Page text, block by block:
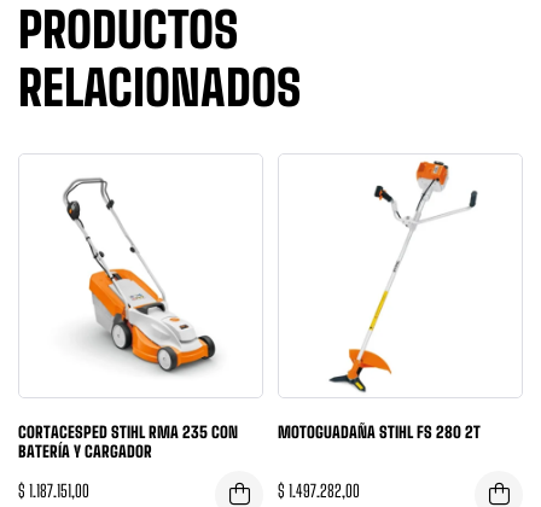
PRODUCTOS
RELACIONADOS
CORTACESPED STIHL RMA 235 CON
BATERÍA Y CARGADOR
$ 1.187.151,00
MOTOGUADAÑA STIHL FS 280 2T
$ 1.497.282,00